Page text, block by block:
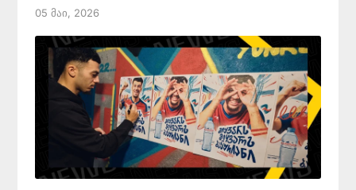
05 Მაი, 2026